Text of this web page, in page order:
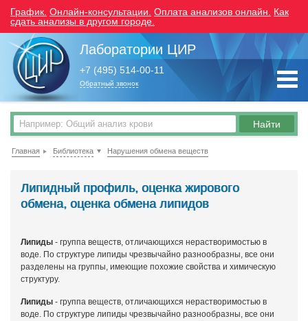
График. Онлайн-консультации. Оплата анализов онлайн.
Как
сдать анализы в другом городе.
Лаборатории ЦИР
+7 (495) 514-00-11
Обратный звонок
Главная Библиотека Нарушения обмена веществ
Липидный профиль, оценка жирового
обмена, оценка обмена липидов
Липиды - группа веществ, отличающихся нерастворимостью в
воде. По структуре липиды чрезвычайно разнообразны, все они
разделены на группы, имеющие похожие свойства и химическую
структуру.
Липиды - группа веществ, отличающихся нерастворимостью в
воде. По структуре липиды чрезвычайно разнообразны, все они